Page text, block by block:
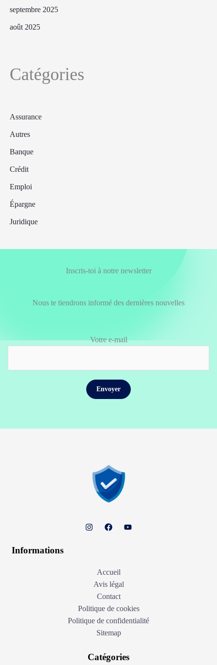
septembre 2025
août 2025
Catégories
Assurance
Autres
Banque
Crédit
Emploi
Épargne
Juridique
Inscris-toi à notre newsletter
Nous te tiendrons informé des dernières nouvelles
Votre e-mail
Informations
Accueil
Avis légal
Contact
Politique de cookies
Politique de confidentialité
Sitemap
Catégories